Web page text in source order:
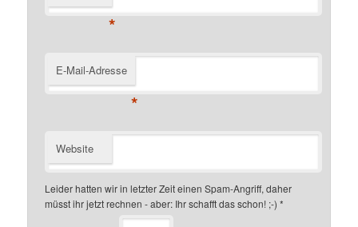
*
E-Mail-Adresse
*
Website
Leider hatten wir in letzter Zeit einen Spam-Angriff, daher
müsst ihr jetzt rechnen - aber: Ihr schafft das schon! ;-) *